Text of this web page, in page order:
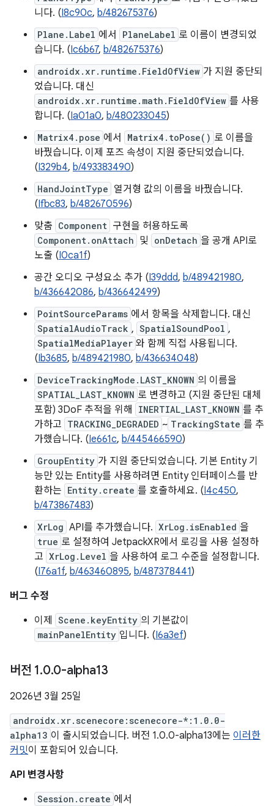
니다. (I8c90c, b/482675376)
Plane.Label 에서 PlaneLabel 로 이름이 변경되었
습니다. (Ic6b67, b/482675376)
androidx.xr.runtime.FieldOfView 가 지원 중단되
었습니다. 대신
androidx.xr.runtime.math.FieldOfView 를 사용
합니다. (Ia01a0, b/480233045)
Matrix4.pose 에서 Matrix4.toPose() 로 이름을
바꿨습니다. 이제 포즈 속성이 지원 중단되었습니다.
(I329b4, b/493383490)
HandJointType 열거형 값의 이름을 바꿨습니다.
(Ifbc83, b/482670596)
맞춤 Component 구현을 허용하도록
Component.onAttach 및 onDetach 을 공개 API로
노출 (I0ca1f)
공간 오디오 구성요소 추가 (I39ddd, b/489421980,
b/436642086, b/436642499)
PointSourceParams 에서 항목을 삭제합니다. 대신
SpatialAudioTrack , SpatialSoundPool ,
SpatialMediaPlayer 와 함께 직접 사용됩니다.
(Ib3685, b/489421980, b/436634048)
DeviceTrackingMode.LAST_KNOWN 의 이름을
SPATIAL_LAST_KNOWN 로 변경하고 (지원 중단된 대체
포함) 3DoF 추적을 위해
INERTIAL_LAST_KNOWN 를 추
가하고 TRACKING_DEGRADED ~ TrackingState 를 추
가했습니다. (Ie661c, b/445466590)
GroupEntity 가 지원 중단되었습니다. 기본 Entity 기
능만 있는 Entity를 사용하려면 Entity 인터페이스를 반
환하는 Entity.create 를 호출하세요. (I4c450,
b/473867483)
XrLog API를 추가했습니다. XrLog.isEnabled 을
true 로 설정하여 JetpackXR에서 로깅을 사용 설정하
고 XrLog.Level 을 사용하여 로그 수준을 설정합니다.
(I76a1f, b/463460895, b/487378441)
버그 수정
이제
Scene.keyEntity 의 기본값이
mainPanelEntity 입니다. (I6a3ef)
버전 1.0.0-alpha13
2026년 3월 25일
androidx.xr.scenecore:scenecore-*:1.0.0-
alpha13 이 출시되었습니다. 버전 1.0.0-alpha13에는 이러한
커밋이 포함되어 있습니다.
API 변경사항
Session.create 에서